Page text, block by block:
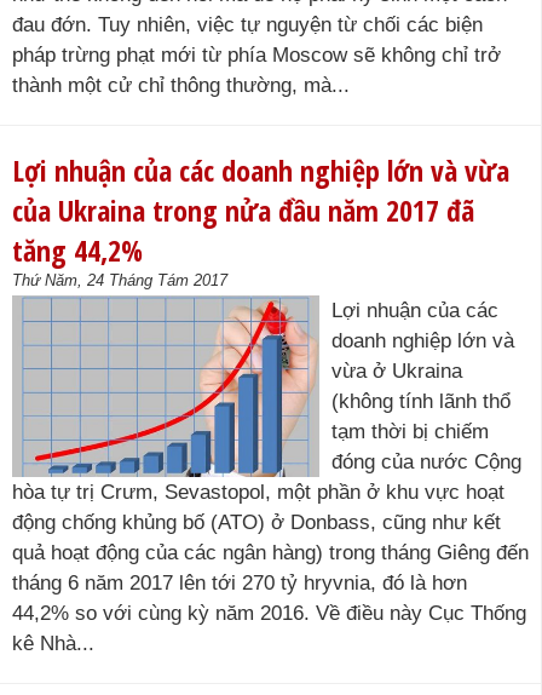
đau đớn. Tuy nhiên, việc tự nguyện từ chối các biện
pháp trừng phạt mới từ phía Moscow sẽ không chỉ trở
thành một cử chỉ thông thường, mà...
Lợi nhuận của các doanh nghiệp lớn và vừa
của Ukraina trong nửa đầu năm 2017 đã
tăng 44,2%
Thứ Năm, 24 Tháng Tám 2017
Lợi nhuận của các
doanh nghiệp lớn và
vừa ở Ukraina
(không tính lãnh thổ
tạm thời bị chiếm
đóng của nước Cộng
hòa tự trị Crưm, Sevastopol, một phần ở khu vực hoạt
động chống khủng bố (ATO) ở Donbass, cũng như kết
quả hoạt động của các ngân hàng) trong tháng Giêng đến
tháng 6 năm 2017 lên tới 270 tỷ hryvnia, đó là hơn
44,2% so với cùng kỳ năm 2016. Về điều này Cục Thống
kê Nhà...